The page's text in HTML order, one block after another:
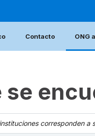
Contacto ONG
corresponden a